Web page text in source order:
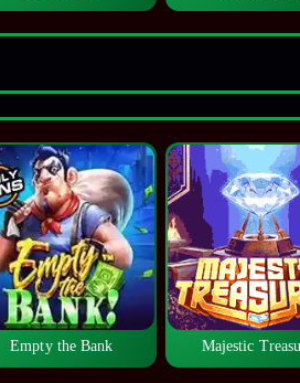
Empty the Bank Majestic